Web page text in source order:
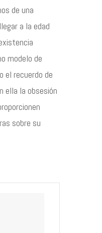
de una
a la edad
modelo de
el recuerdo de
ella la obsesión
sobre su